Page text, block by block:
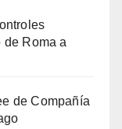
de Roma a
de Compañía